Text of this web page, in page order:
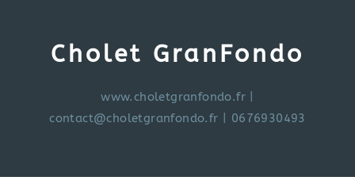
Cholet GranFondo
www.choletgranfondo.fr
contact@choletgranfondo.fr | 0676930493